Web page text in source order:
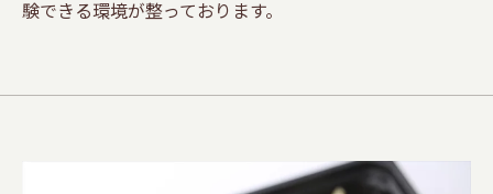
験できる環境が整っております。